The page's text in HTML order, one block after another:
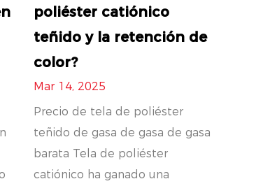
poliéster catiónico
teñido y la retención de
color?
Mar 14, 2025
Precio de tela de poliéster
teñido de gasa de gasa de gasa
barata Tela de poliéster
catiónico ha ganado una